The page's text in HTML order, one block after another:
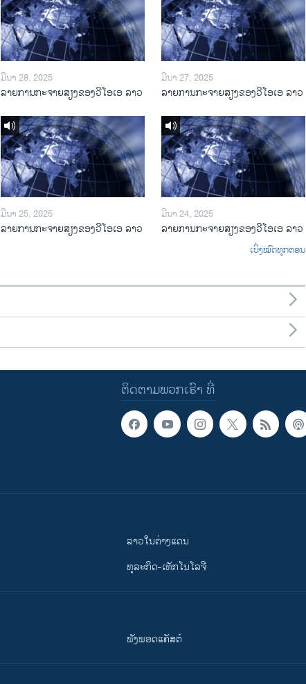
ມີນາ 28, 2025
ລາຍການກະຈາຍສຽງຂອງວີໂອເອ ລາວ
ມີນາ 27, 2025
ລາຍການກະຈາຍສຽງຂອງວີໂອເອ ລາວ
ມີນາ 25, 2025
ລາຍການກະຈາຍສຽງຂອງວີໂອເອ ລາວ
ມີນາ 24, 2025
ລາຍການກະຈາຍສຽງຂອງວີໂອເອ ລາວ
ເບິ່ງໝົດທຸກຕອນ
ຕິດຕາມພວກເຮົາ ທີ່
ລາວໃນຕ່າງແດນ
ທຸລະກິດ-ເທັກໂນໂລຈີ
ຟັງພອດແຄັສຕ໌